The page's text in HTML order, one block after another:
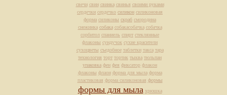
свечи свин свинка свинья своими руками
сердечки сердечко силикон силиконовая
форма силиконы скраб смородина
снежинка собака собакасобачка собачка
сорбитол спаниель спирт стеклянные
флаконы сундучок сухие красители
сухоцветы съедобное таблетки такса тара
технология торт тортик тыква тюльпан
упаковка фен фея фиксатор флакон
флаконы флаон форма для мыла форма
пластиковая форма силиконовая формы
формы для мыла хрюшка